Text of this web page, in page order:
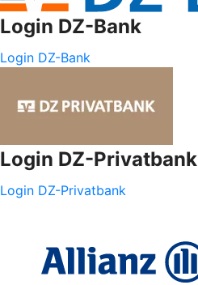
Login DZ-Bank
Login DZ-Bank
Login DZ-Privatbank
Login DZ-Privatbank